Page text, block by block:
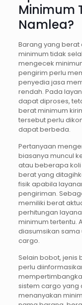
Minimum
Namlea?
Barang yang
minimum tidak
mengecek
pengirim perlu
penyedia jasa
rendah. Pada
dapat diproses,
berat minimum
tersebut perlu
dapat berbeda.
Pertanyaan
biasanya muncul
atau beberapa koli
berat yang
fisik apabila
pengiriman.
memiliki berat
perhitungan
minimum tertentu.
diasumsikan
cargo.
Selain bobot, jenis
perlu
sistem cargo yang
menanyakan